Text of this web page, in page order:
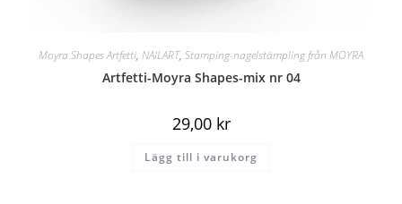
Moyra Shapes Artfetti, NAILART, Stamping-nagelstämpling från MOYRA
Artfetti-Moyra Shapes-mix nr 04
29,00 kr
Lägg till i varukorg